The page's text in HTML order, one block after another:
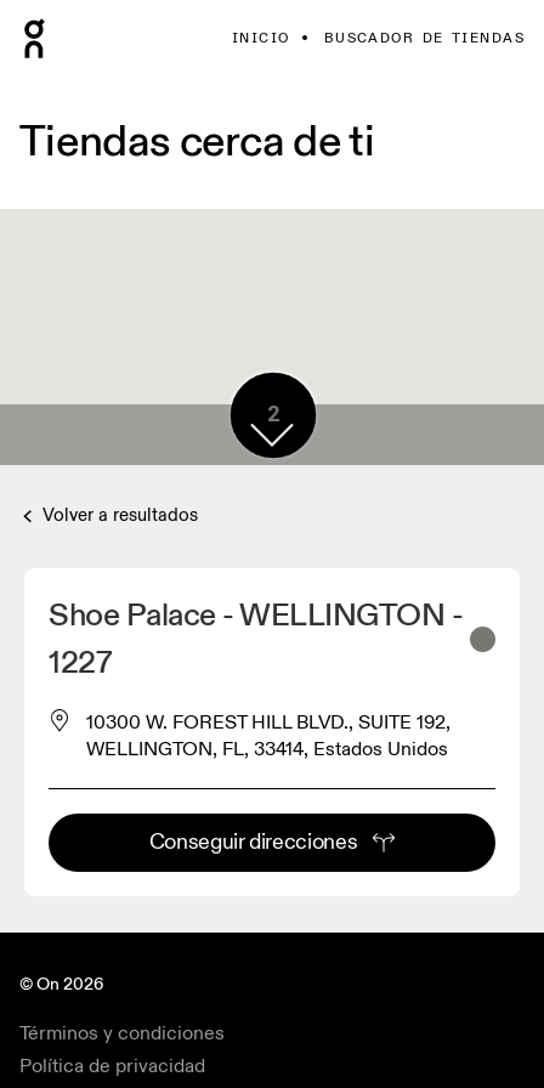
INICIO BUSCADOR DE TIENDAS
Tiendas cerca de ti
2
Volver a resultados
Shoe Palace - WELLINGTON -
1227
10300 W. FOREST HILL BLVD., SUITE 192,
WELLINGTON, FL, 33414, Estados Unidos
Conseguir direcciones
© On 2026
Términos y condiciones
Política de privacidad